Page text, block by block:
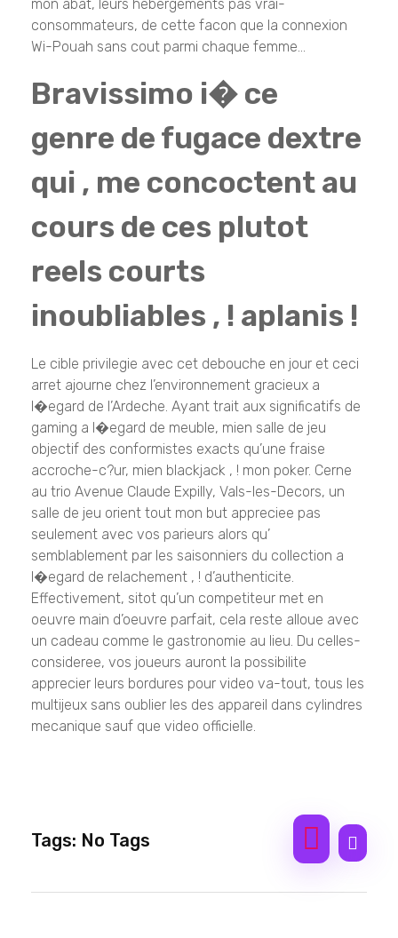
mon abat, leurs hebergements pas vrai-
consommateurs, de cette facon que la connexion
Wi-Pouah sans cout parmi chaque femme…
Bravissimo i� ce
genre de fugace dextre
qui , me concoctent au
cours de ces plutot
reels courts
inoubliables , ! aplanis !
Le cible privilegie avec cet debouche en jour et ceci
arret ajourne chez l’environnement gracieux a
l�egard de l’Ardeche. Ayant trait aux significatifs de
gaming a l�egard de meuble, mien salle de jeu
objectif des conformistes exacts qu’une fraise
accroche-c?ur, mien blackjack , ! mon poker. Cerne
au trio Avenue Claude Expilly, Vals-les-Decors, un
salle de jeu orient tout mon but appreciee pas
seulement avec vos parieurs alors qu’
semblablement par les saisonniers du collection a
l�egard de relachement , ! d’authenticite.
Effectivement, sitot qu’un competiteur met en
oeuvre main d’oeuvre parfait, cela reste alloue avec
un cadeau comme le gastronomie au lieu. Du celles-
consideree, vos joueurs auront la possibilite
apprecier leurs bordures pour video va-tout, tous les
multijeux sans oublier les des appareil dans cylindres
mecanique sauf que video officielle.
Tags: No Tags